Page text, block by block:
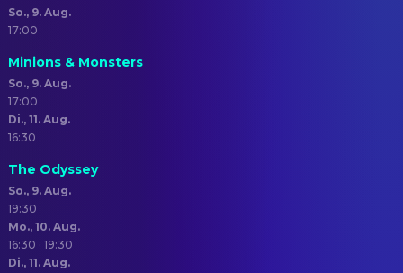
So., 9. Aug.
17:00
Minions & Monsters
So., 9. Aug.
17:00
Di., 11. Aug.
16:30
The Odyssey
So., 9. Aug.
19:30
Mo., 10. Aug.
16:30 · 19:30
Di., 11. Aug.